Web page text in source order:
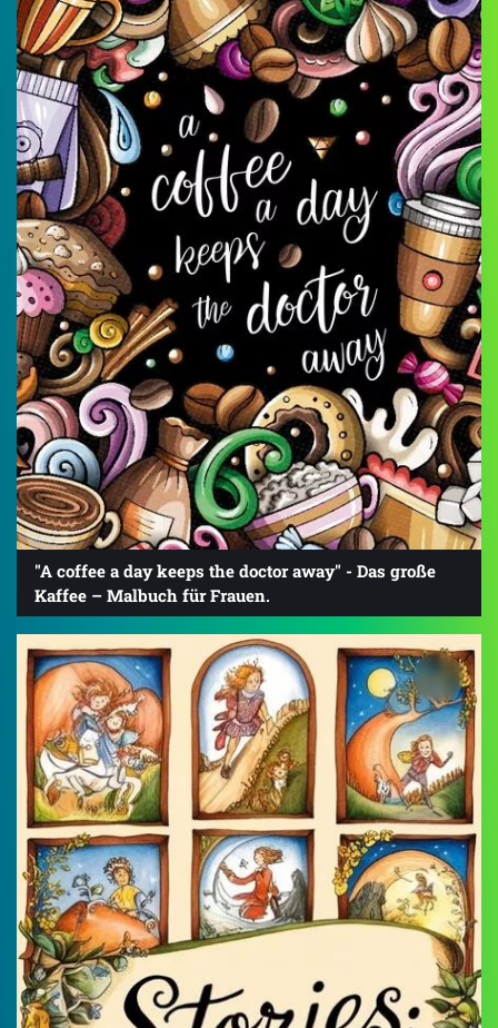
"A coffee a day keeps the doctor away" - Das große
Kaffee – Malbuch für Frauen.